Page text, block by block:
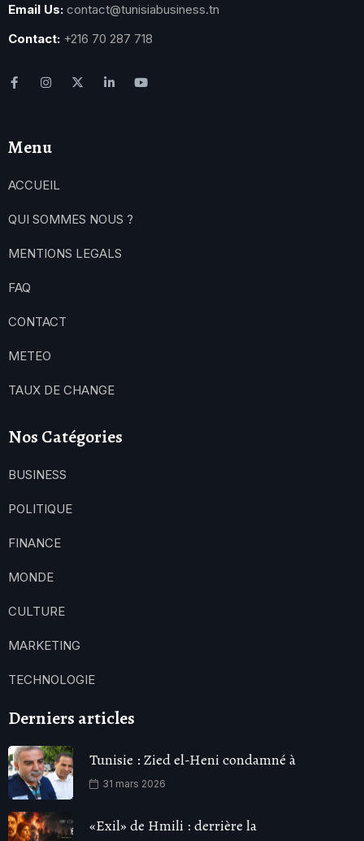
Email Us: contact@tunisiabusiness.tn
Contact: +216 70 287 718
Menu
ACCUEIL
QUI SOMMES NOUS ?
MENTIONS LEGALS
FAQ
CONTACT
METEO
TAUX DE CHANGE
Nos Catégories
BUSINESS
POLITIQUE
FINANCE
MONDE
CULTURE
MARKETING
TECHNOLOGIE
Derniers articles
Tunisie : Zied el-Heni condamné à
31 mars 2026
«Exil» de Hmili : derrière la